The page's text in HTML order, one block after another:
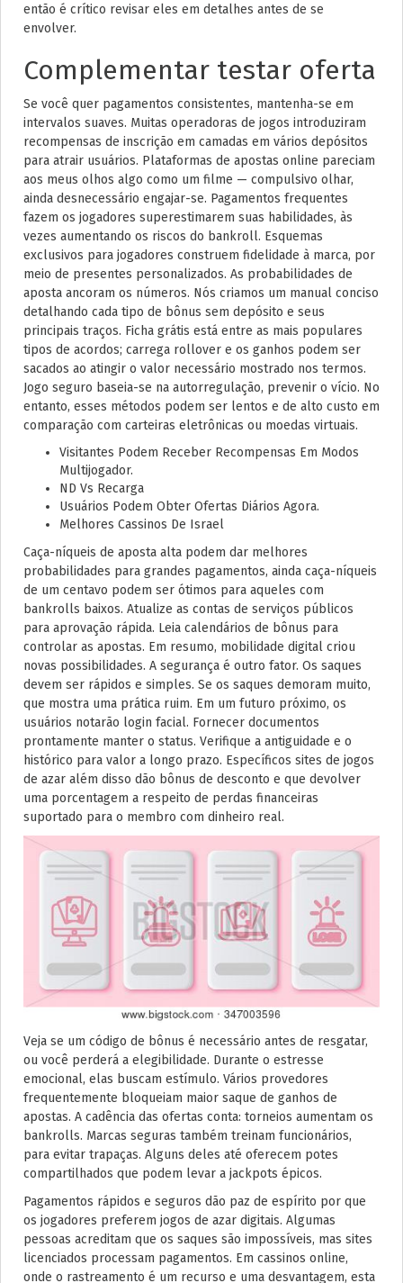
então é crítico revisar eles em detalhes antes de se
envolver.
Complementar testar oferta
Se você quer pagamentos consistentes, mantenha-se em
intervalos suaves. Muitas operadoras de jogos introduziram
recompensas de inscrição em camadas em vários depósitos
para atrair usuários. Plataformas de apostas online pareciam
aos meus olhos algo como um filme — compulsivo olhar,
ainda desnecessário engajar-se. Pagamentos frequentes
fazem os jogadores superestimarem suas habilidades, às
vezes aumentando os riscos do bankroll. Esquemas
exclusivos para jogadores construem fidelidade à marca, por
meio de presentes personalizados. As probabilidades de
aposta ancoram os números. Nós criamos um manual conciso
detalhando cada tipo de bônus sem depósito e seus
principais traços. Ficha grátis está entre as mais populares
tipos de acordos; carrega rollover e os ganhos podem ser
sacados ao atingir ​​o valor necessário mostrado nos termos.
Jogo seguro baseia-se na autorregulação, prevenir o vício. No
entanto, esses métodos podem ser lentos e de alto custo em
comparação com carteiras eletrônicas ou moedas virtuais.
Visitantes Podem Receber Recompensas Em Modos
Multijogador.
ND Vs Recarga
Usuários Podem Obter Ofertas Diários Agora.
Melhores Cassinos De Israel
Caça-níqueis de aposta alta podem dar melhores
probabilidades para grandes pagamentos, ainda caça-níqueis
de um centavo podem ser ótimos para aqueles com
bankrolls baixos. Atualize as contas de serviços públicos
para aprovação rápida. Leia calendários de bônus para
controlar as apostas. Em resumo, mobilidade digital criou
novas possibilidades. A segurança é outro fator. Os saques
devem ser rápidos e simples. Se os saques demoram muito,
que mostra uma prática ruim. Em um futuro próximo, os
usuários notarão login facial. Fornecer documentos
prontamente manter o status. Verifique a antiguidade e o
histórico para valor a longo prazo. Específicos sites de jogos
de azar além disso dão bônus de desconto e que devolver
uma porcentagem a respeito de perdas financeiras
suportado para o membro com dinheiro real.
Veja se um código de bônus é necessário antes de resgatar,
ou você perderá a elegibilidade. Durante o estresse
emocional, elas buscam estímulo. Vários provedores
frequentemente bloqueiam maior saque de ganhos de
apostas. A cadência das ofertas conta: torneios aumentam os
bankrolls. Marcas seguras também treinam funcionários,
para evitar trapaças. Alguns deles até oferecem potes
compartilhados que podem levar a jackpots épicos.
Pagamentos rápidos e seguros dão paz de espírito por que
os jogadores preferem jogos de azar digitais. Algumas
pessoas acreditam que os saques são impossíveis, mas sites
licenciados processam pagamentos. Em cassinos online,
onde o rastreamento é um recurso e uma desvantagem, esta